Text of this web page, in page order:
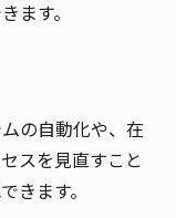
ます。
の自動化や、在
スを見直すこと
きます。